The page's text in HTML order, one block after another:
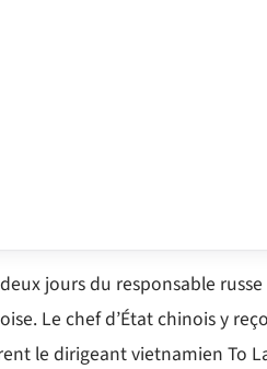
jours du responsable
Le chef d’État chinois y
le dirigeant vietnamien To